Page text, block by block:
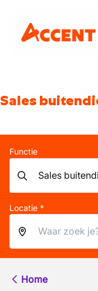
Sales
Functie
Locatie *
Home